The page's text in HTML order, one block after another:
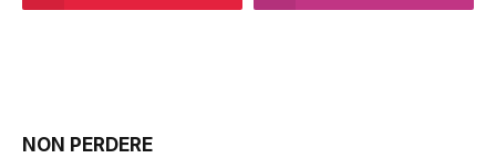
NON PERDERE